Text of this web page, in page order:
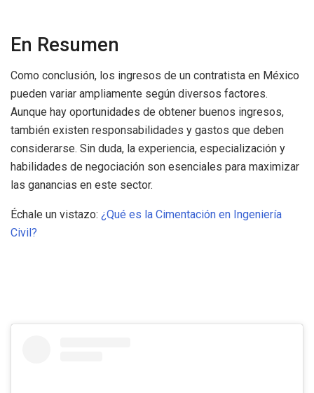
En Resumen
Como conclusión, los ingresos de un contratista en México
pueden variar ampliamente según diversos factores.
Aunque hay oportunidades de obtener buenos ingresos,
también existen responsabilidades y gastos que deben
considerarse. Sin duda, la experiencia, especialización y
habilidades de negociación son esenciales para maximizar
las ganancias en este sector.
Échale un vistazo: ¿Qué es la Cimentación en Ingeniería
Civil?